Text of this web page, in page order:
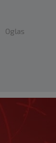
Oglas